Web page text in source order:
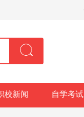
校新闻 自学考试